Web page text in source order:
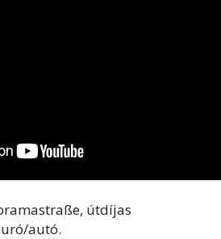
útdíjas
autó.